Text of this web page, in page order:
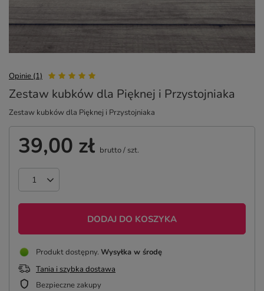
Opinie (1)
Zestaw kubków dla Pięknej i Przystojniaka
Zestaw kubków dla Pięknej i Przystojniaka
39,00 zł brutto/ szt.
DODAJ DO KOSZYKA
Produkt dostępny Wysyłka w środę
Tania i szybka dostawa
Bezpieczne zakupy